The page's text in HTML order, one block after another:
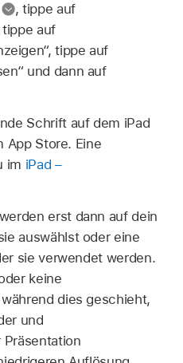
,tippe auf
tippe auf
tippe auf
und dann auf
Schrift auf dem iPad
App Store. Eine
im iPad –
erst dann auf dein
auswählst oder eine
sie verwendet werden.
keine
dies geschieht,
und